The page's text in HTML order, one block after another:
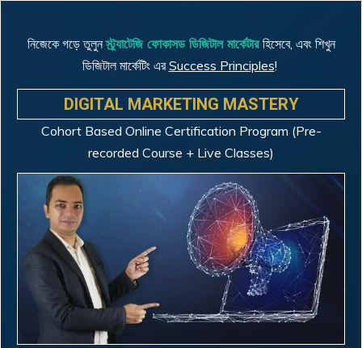
নিজেকে গড়ে তুলুনস্ট্র্যাটেজি ফোকাসড ডিজিটাল মার্কেটার হিসেবে, এবং শিখুন
ডিজিটাল মার্কেটিং এরSuccess Principles!
DIGITAL MARKETING MASTERY
Cohort Based Online Certification Program (Pre-
recorded Course + Live Classes)